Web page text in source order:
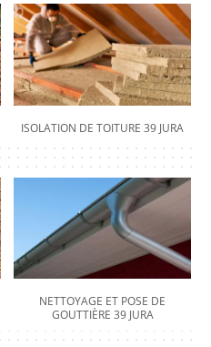
ISOLATION DE TOITURE 39 JURA
NETTOYAGE ET POSE DE
GOUTTIÈRE 39 JURA